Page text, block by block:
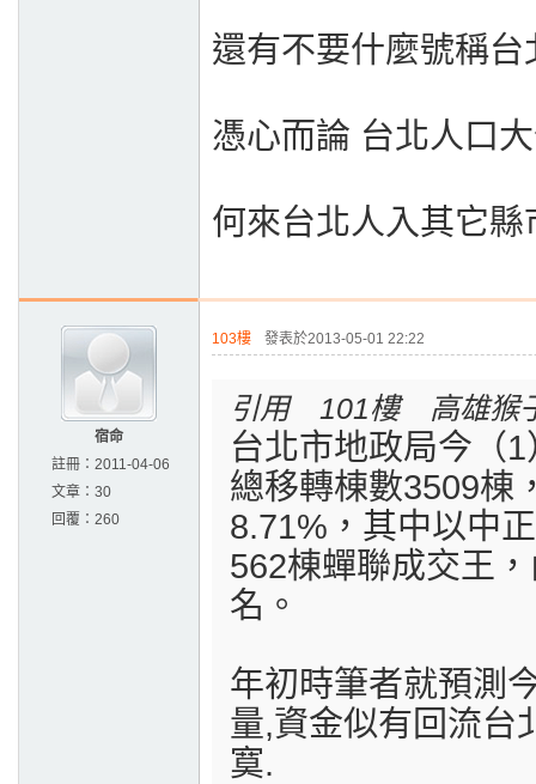
還有不要什麼號稱台
憑心而論 台北人口
何來台北人入其它縣
宿命
註冊： 2011-04-06
文章： 30
回覆： 260
103樓 發表於2013-05-01 22:22
引用 101樓 高雄猴
台北市地政局今（
總移轉棟數3509棟
8.71%，其中以中
562棟蟬聯成交王
名。
年初時筆者就預測
量,資金似有回流台
寞.